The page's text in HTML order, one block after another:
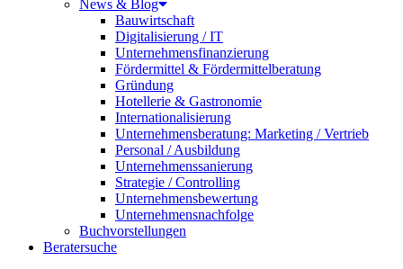
News & Blog
Bauwirtschaft
Digitalisierung / IT
Unternehmensfinanzierung
Fördermittel & Fördermittelberatung
Gründung
Hotellerie & Gastronomie
Internationalisierung
Unternehmensberatung: Marketing / Vertrieb
Personal / Ausbildung
Unternehmenssanierung
Strategie / Controlling
Unternehmensbewertung
Unternehmensnachfolge
Buchvorstellungen
Beratersuche